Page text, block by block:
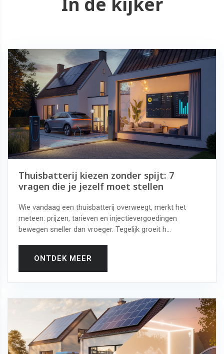
Thuisbatterij kiezen zonder spijt: 7
vragen die je jezelf moet stellen
Wie vandaag een thuisbatterij overweegt, merkt het
meteen: prijzen, tarieven en injectievergoedingen
bewegen sneller dan vroeger. Tegelijk groeit h...
ONTDEK MEER